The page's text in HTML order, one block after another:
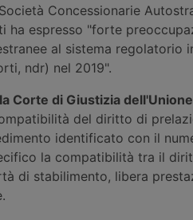
Concessionarie
ha espresso "forte
al sistema
ndr) nel 2019".
Corte di Giustizia
del diritto di
identificato con il
la compatibilità tra il
di stabilimento, libera